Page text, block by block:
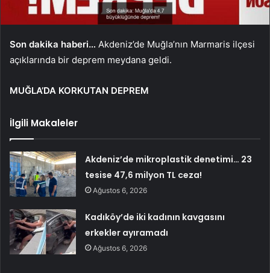
Son dakika haberi… Akdeniz’de Muğla’nın Marmaris ilçesi
açıklarında bir deprem meydana geldi.
MUĞLA’DA KORKUTAN DEPREM
İlgili Makaleler
Akdeniz’de mikroplastik denetimi… 23
tesise 47,6 milyon TL ceza!
Ağustos 6, 2026
Kadıköy’de iki kadının kavgasını
erkekler ayıramadı
Ağustos 6, 2026